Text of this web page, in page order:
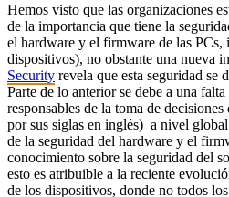
Hemos visto que las organizaciones
de la importancia que tiene la
el hardware y el firmware de las PCs,
dispositivos), no obstante una nueva
Security revela que esta seguridad se
Parte de lo anterior se debe a una
responsables de la toma de
por sus siglas en inglés) a nivel
de la seguridad del hardware y el
conocimiento sobre la seguridad del
esto es atribuible a la reciente
de los dispositivos, donde no todos